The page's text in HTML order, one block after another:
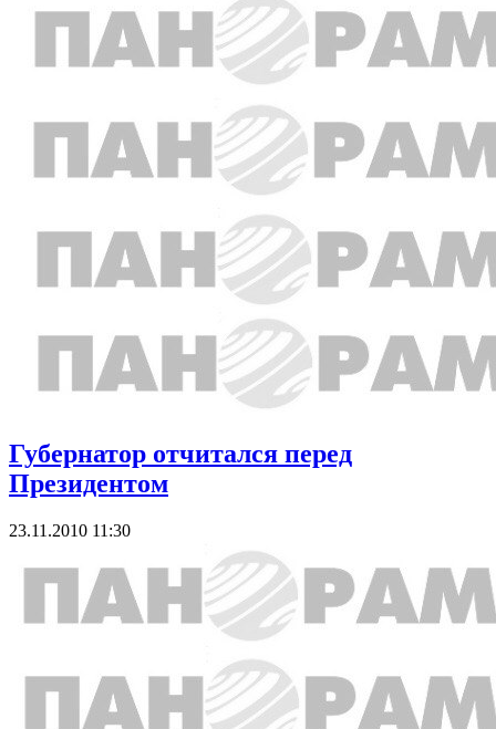
Губернатор отчитался перед
Президентом
23.11.2010 11:30